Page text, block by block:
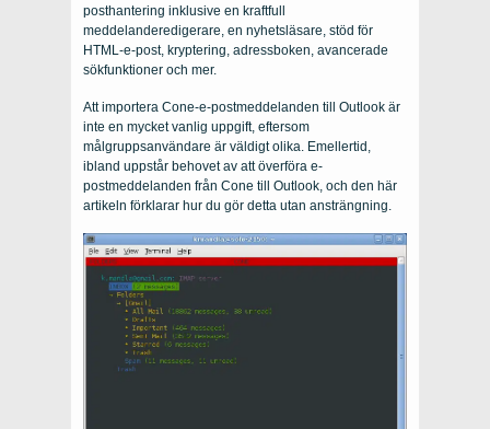
posthantering inklusive en kraftfull
meddelanderedigerare, en nyhetsläsare, stöd för
HTML-e-post, kryptering, adressboken, avancerade
sökfunktioner och mer.
Att importera Cone-e-postmeddelanden till Outlook är
inte en mycket vanlig uppgift, eftersom
målgruppsanvändare är väldigt olika. Emellertid,
ibland uppstår behovet av att överföra e-
postmeddelanden från Cone till Outlook, och den här
artikeln förklarar hur du gör detta utan ansträngning.